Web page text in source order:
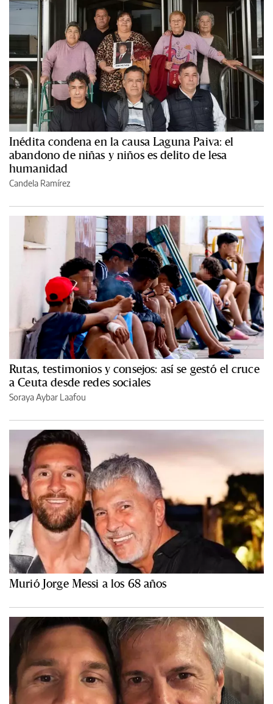
Inédita condena en la causa Laguna Paiva: el
abandono de niñas y niños es delito de lesa
humanidad
Candela Ramírez
Rutas, testimonios y consejos: así se gestó el cruce
a Ceuta desde redes sociales
Soraya Aybar Laafou
Murió Jorge Messi a los 68 años